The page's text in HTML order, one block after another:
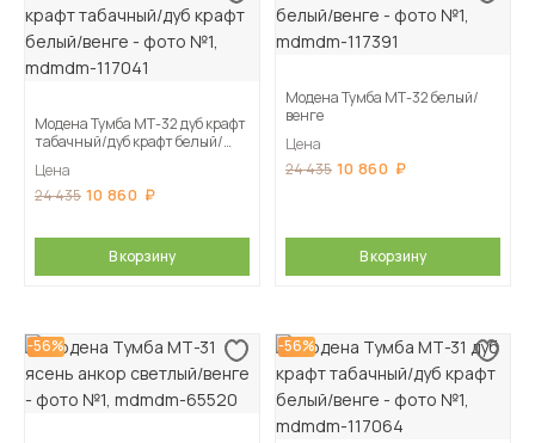
Модена Тумба МТ-32 дуб крафт
табачный/дуб крафт белый/
Цена
24 435 10 860
В корзину
Модена Тумба МТ-32 белый/
венге
Цена
24 435 10 860
В корзину
-56% -56%